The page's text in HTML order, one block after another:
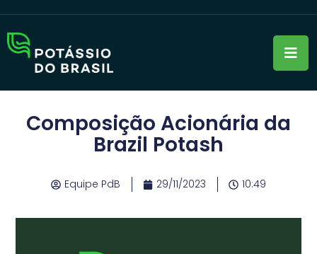
Composição Acionária da
Brazil Potash
Equipe PdB 29/11/2023 10:49